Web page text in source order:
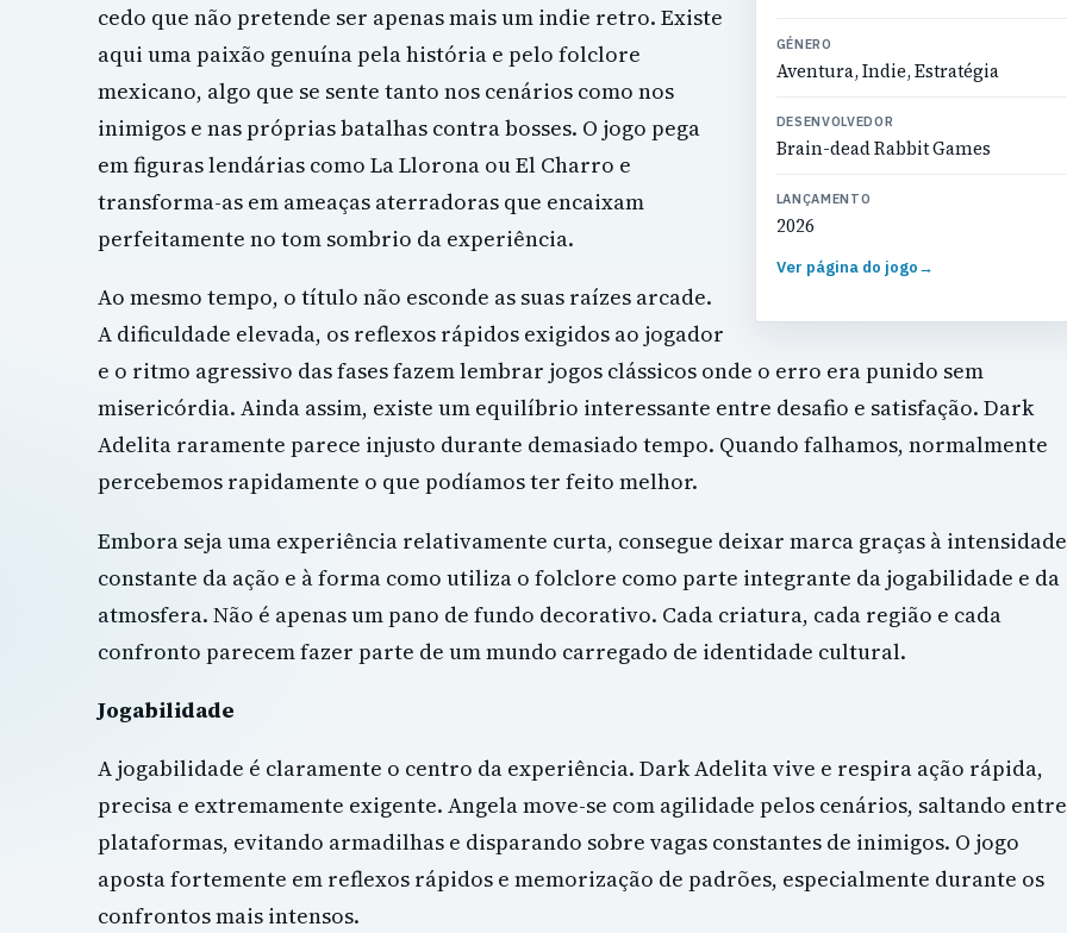
GÉNERO
Aventura, Indie, Estratégia
DESENVOLVEDOR
Brain-dead Rabbit Games
LANÇAMENTO
2026
Ver página do jogo→
cedo que não pretende ser apenas mais um indie retro. Existe
aqui uma paixão genuína pela história e pelo folclore
mexicano, algo que se sente tanto nos cenários como nos
inimigos e nas próprias batalhas contra bosses. O jogo pega
em figuras lendárias como La Llorona ou El Charro e
transforma-as em ameaças aterradoras que encaixam
perfeitamente no tom sombrio da experiência.
Ao mesmo tempo, o título não esconde as suas raízes arcade.
A dificuldade elevada, os reflexos rápidos exigidos ao jogador
e o ritmo agressivo das fases fazem lembrar jogos clássicos onde o erro era punido sem
misericórdia. Ainda assim, existe um equilíbrio interessante entre desafio e satisfação. Dark
Adelita raramente parece injusto durante demasiado tempo. Quando falhamos, normalmente
percebemos rapidamente o que podíamos ter feito melhor.
Embora seja uma experiência relativamente curta, consegue deixar marca graças à intensidade
constante da ação e à forma como utiliza o folclore como parte integrante da jogabilidade e da
atmosfera. Não é apenas um pano de fundo decorativo. Cada criatura, cada região e cada
confronto parecem fazer parte de um mundo carregado de identidade cultural.
Jogabilidade
A jogabilidade é claramente o centro da experiência. Dark Adelita vive e respira ação rápida,
precisa e extremamente exigente. Angela move-se com agilidade pelos cenários, saltando entre
plataformas, evitando armadilhas e disparando sobre vagas constantes de inimigos. O jogo
aposta fortemente em reflexos rápidos e memorização de padrões, especialmente durante os
confrontos mais intensos.